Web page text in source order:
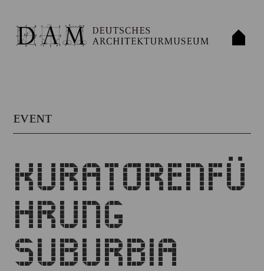
EVENT
KURATORENFÜ
HRUNG
SUBURBIA